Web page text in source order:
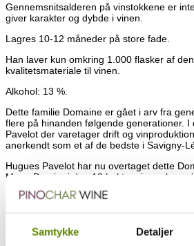
Samtykke Detaljer
Gennemsnitsalderen på vinstokkene er
giver karakter og dybde i vinen.
Lagres 10-12 måneder på store fade.
Han laver kun omkring 1.000 flasker af
kvalitetsmateriale til vinen.
Alkohol: 13 %.
Dette familie Domaine er gået i arv fra
flere på hinanden følgende generationer. I
Pavelot der varetager drift og
anerkendt som et af de bedste i Savigny-
Hugues Pavelot har nu overtaget dette
Marc. De ejer i dag 13 hektar vinmarker
Beaune, hvoraf intet mindre end ca. 7,8
0,09 hektar hvid Corton Grand Cru. De
Deres vinmarker består hovedsageligt at